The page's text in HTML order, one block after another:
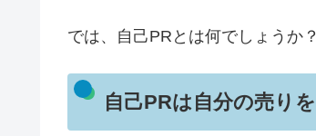
では、自己PRとは何でしょうか？
自己PRは自分の売り